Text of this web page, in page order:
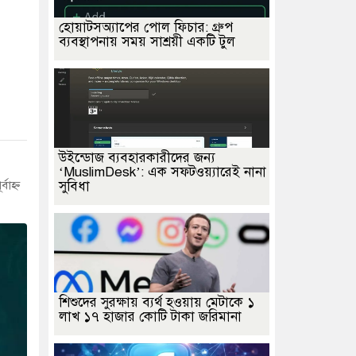
হোয়াটসঅ্যাপের পোল ফিচার: গ্রুপ
ব্যবস্থাপনায় সময় সাশ্রয়ী একটি টুল
উইন্ডোজ ব্যবহারকারীদের জন্য
‘MuslimDesk’: এক সফটওয়্যারেই নানা
সুবিধা
শিশুদের সুরক্ষায় ব্যর্থ হওয়ায় মেটাকে ১
লাখ ১৭ হাজার কোটি টাকা জরিমানা